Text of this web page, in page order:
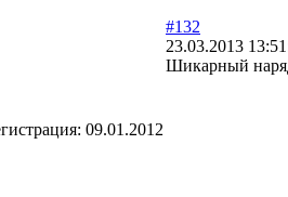
09.01.2012
#132
23.03.2013
Шикарный